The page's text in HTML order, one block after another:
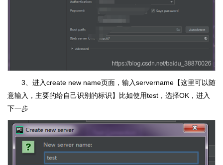
3、进入create new name页面，输入servername【这里可以随
意输入，主要的给自己识别的标识】比如使用test，选择OK，进入
下一步